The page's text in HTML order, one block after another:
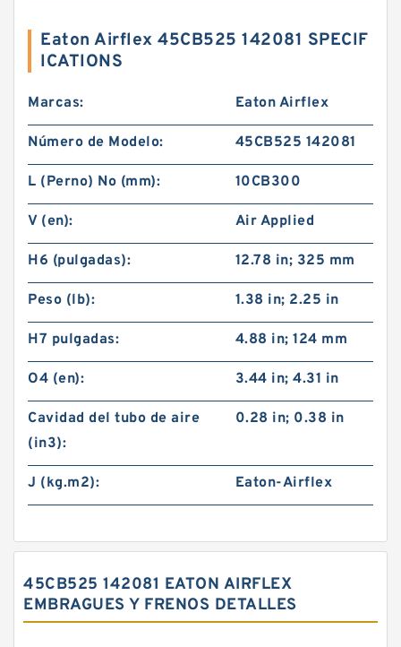
Eaton Airflex 45CB525 142081 SPECIF
ICATIONS
Marcas: Eaton Airflex
Número de Modelo: 45CB525 142081
L (Perno) No (mm): 10CB300
V (en): Air Applied
H6 (pulgadas): 12.78 in; 325 mm
Peso (lb): 1.38 in; 2.25 in
H7 pulgadas: 4.88 in; 124 mm
O4 (en): 3.44 in; 4.31 in
Cavidad del tubo de aire
(in3):
0.28 in; 0.38 in
J (kg.m2): Eaton-Airflex
45CB525 142081 EATON AIRFLEX
EMBRAGUES Y FRENOS DETALLES